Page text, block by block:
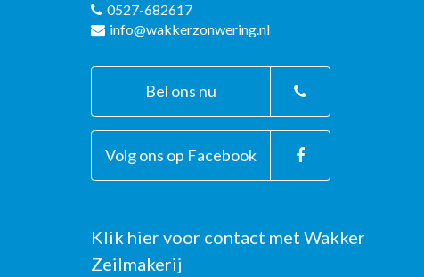
0527-682617
info@wakkerzonwering.nl
Bel ons nu
Volg ons op Facebook
Klik hier voor contact met Wakker
Zeilmakerij